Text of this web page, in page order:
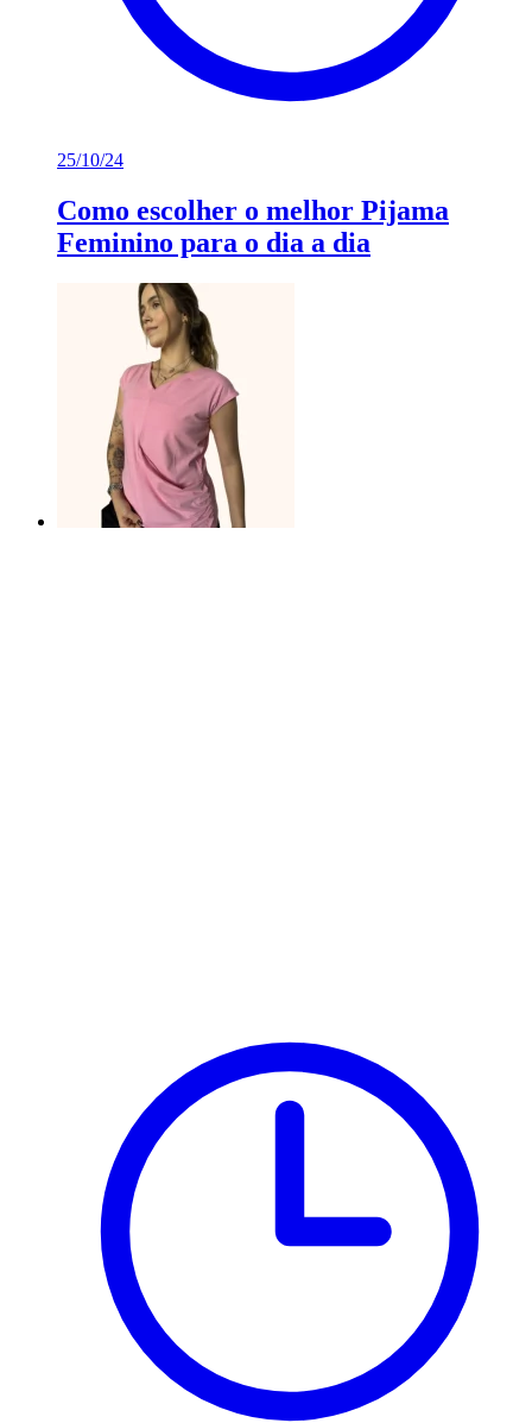
25/10/24
Como escolher o melhor Pijama
Feminino para o dia a dia